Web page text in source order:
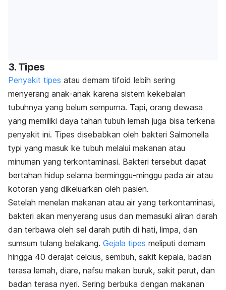
3. Tipes
Penyakit tipes atau demam tifoid lebih sering
menyerang anak-anak karena sistem kekebalan
tubuhnya yang belum sempurna. Tapi, orang dewasa
yang memiliki daya tahan tubuh lemah juga bisa terkena
penyakit ini. Tipes disebabkan oleh bakteri Salmonella
typi yang masuk ke tubuh melalui makanan atau
minuman yang terkontaminasi. Bakteri tersebut dapat
bertahan hidup selama berminggu-minggu pada air atau
kotoran yang dikeluarkan oleh pasien.
Setelah menelan makanan atau air yang terkontaminasi,
bakteri akan menyerang usus dan memasuki aliran darah
dan terbawa oleh sel darah putih di hati, limpa, dan
sumsum tulang belakang. Gejala tipes meliputi demam
hingga 40 derajat celcius, sembuh, sakit kepala, badan
terasa lemah, diare, nafsu makan buruk, sakit perut, dan
badan terasa nyeri. Sering berbuka dengan makanan